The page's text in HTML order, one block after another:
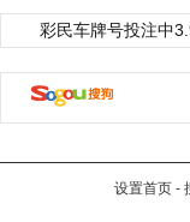
彩民车牌号投注中
设置首页 -